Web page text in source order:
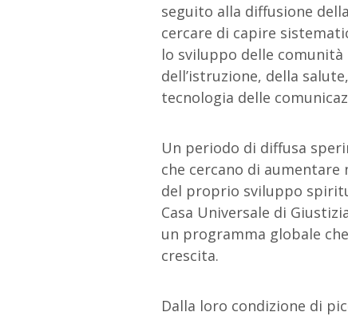
seguito alla diffusione
cercare di capire
lo sviluppo delle
dell’istruzione, della
tecnologia delle
Un periodo di diffusa
che cercano di
del proprio sviluppo
Casa Universale di
un programma globale
crescita.
Dalla loro condizione di